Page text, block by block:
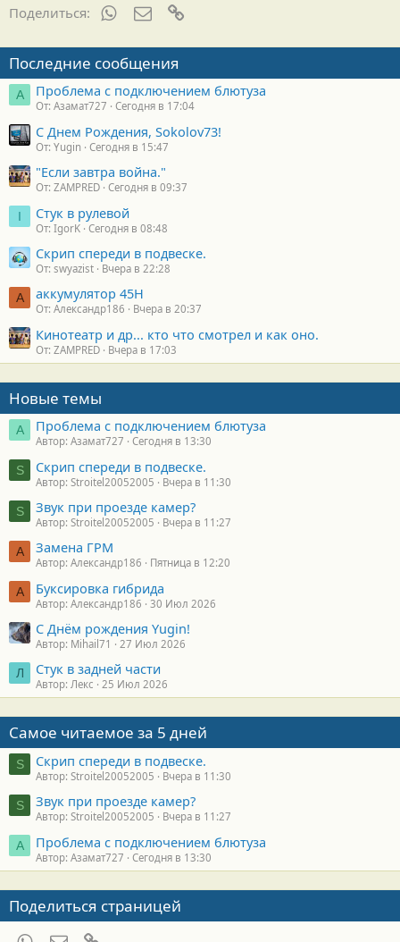
о
т
и
:
Поделиться: WhatsAppЭлектронная почта
Последние сообщения
А Проблема с подключением блютуза
От: Азамат727 Сегодня в 17:04
С Днем Рождения, Sokolov73!
От: Yugin Сегодня в 15:47
"Если завтра война."
От: ZAMPRED Сегодня в 09:37
I Стук в рулевой
От: IgorK Сегодня в 08:48
Скрип спереди в подвеске.
От: swyazist Вчера в 22:28
А аккумулятор 45H
От: Александр186 Вчера в 20:37
Кинотеатр и др... кто что смотрел и как оно.
От: ZAMPRED Вчера в 17:03
Новые темы
А Проблема с подключением блютуза
Автор: Азамат727 Сегодня в 13:30
S Скрип спереди в подвеске.
Автор: Stroitel20052005 Вчера в 11:30
S Звук при проезде камер?
Автор: Stroitel20052005 Вчера в 11:27
А Замена ГРМ
Автор: Александр186 Пятница в 12:20
А Буксировка гибрида
Автор: Александр186 30 Июл 2026
С Днём рождения Yugin!
Автор: Mihail71 27 Июл 2026
Л Стук в задней части
Автор: Лекс 25 Июл 2026
Самое читаемое за 5 дней
S Скрип спереди в подвеске.
Автор: Stroitel20052005 Вчера в 11:30
S Звук при проезде камер?
Автор: Stroitel20052005 Вчера в 11:27
А Проблема с подключением блютуза
Автор: Азамат727 Сегодня в 13:30
Поделиться страницей